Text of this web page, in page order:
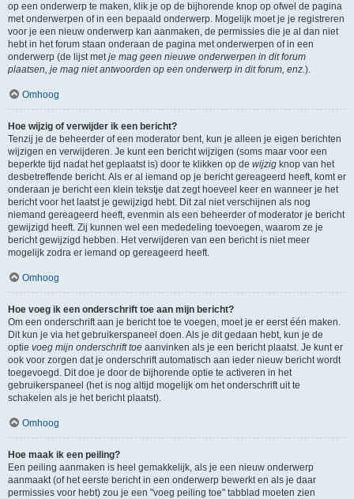
op een onderwerp te maken, klik je op de bijhorende knop op ofwel de pagina
met onderwerpen of in een bepaald onderwerp. Mogelijk moet je je registreren
voor je een nieuw onderwerp kan aanmaken, de permissies die je al dan niet
hebt in het forum staan onderaan de pagina met onderwerpen of in een
onderwerp (de lijst metje mag geen nieuwe onderwerpen in dit forum
plaatsen, je mag niet antwoorden op een onderwerp in dit forum, enz.).
Omhoog
Hoe wijzig of verwijder ik een bericht?
Tenzij je de beheerder of een moderator bent, kun je alleen je eigen berichten
wijzigen en verwijderen. Je kunt een bericht wijzigen (soms maar voor een
beperkte tijd nadat het geplaatst is) door te klikken op de wijzig knop van het
desbetreffende bericht. Als er al iemand op je bericht gereageerd heeft, komt er
onderaan je bericht een klein tekstje dat zegt hoeveel keer en wanneer je het
bericht voor het laatst je gewijzigd hebt. Dit zal niet verschijnen als nog
niemand gereageerd heeft, evenmin als een beheerder of moderator je bericht
gewijzigd heeft. Zij kunnen wel een mededeling toevoegen, waarom ze je
bericht gewijzigd hebben. Het verwijderen van een bericht is niet meer
mogelijk zodra er iemand op gereageerd heeft.
Omhoog
Hoe voeg ik een onderschrift toe aan mijn bericht?
Om een onderschrift aan je bericht toe te voegen, moet je er eerst één maken.
Dit kun je via het gebruikerspaneel doen. Als je dit gedaan hebt, kun je de
optie voeg mijn onderschrift toe aanvinken als je een bericht plaatst. Je kunt er
ook voor zorgen dat je onderschrift automatisch aan ieder nieuw bericht wordt
toegevoegd. Dit doe je door de bijhorende optie te activeren in het
gebruikerspaneel (het is nog altijd mogelijk om het onderschrift uit te
schakelen als je het bericht plaatst).
Omhoog
Hoe maak ik een peiling?
Een peiling aanmaken is heel gemakkelijk, als je een nieuw onderwerp
aanmaakt (of het eerste bericht in een onderwerp bewerkt en als je daar
permissies voor hebt) zou je een "voeg peiling toe" tabblad moeten zien